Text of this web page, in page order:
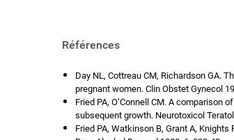
Références
Day NL, Cottreau CM, Richardson GA.
pregnant women. Clin Obstet Gynecol
Fried PA, O’Connell CM. A
subsequent growth. Neurotoxicol
Fried PA, Watkinson B, Grant A,